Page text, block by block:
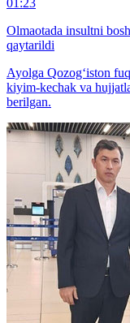
Olmaotada insultni
qaytarildi
Ayolga Qozog‘iston
kiyim-kechak va
berilgan.